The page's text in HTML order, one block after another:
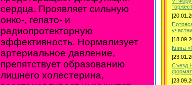
сердца. Проявляет сильную
онко-, гепато- и
радиопротекторную
эффективность. Нормализует
артериальное давление,
препятствует образованию
лишнего холестерина,
Книга
Съезд